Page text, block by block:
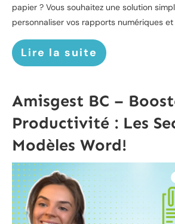
papier ? Vous souhaitez une solution
personnaliser vos rapports numériques
Lire la suite
Amisgest BC –
Productivité : Les
Modèles Word!